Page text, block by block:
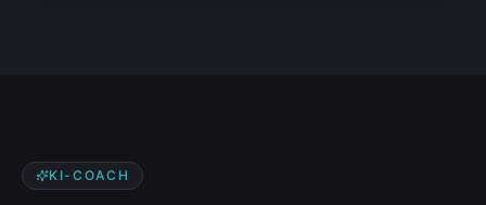
KI-COACH